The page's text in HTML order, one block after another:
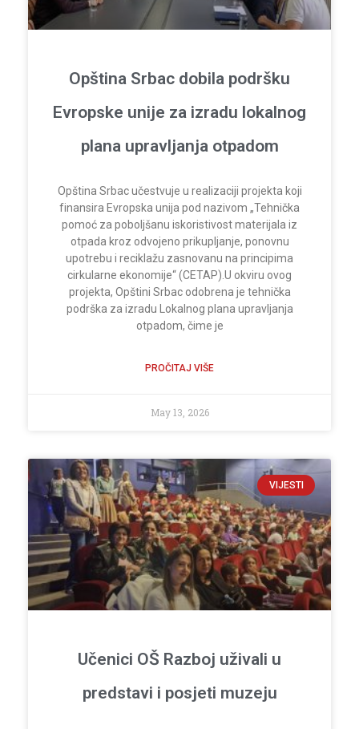
Opština Srbac dobila podršku
Evropske unije za izradu lokalnog
plana upravljanja otpadom
Opština Srbac učestvuje u realizaciji projekta koji
finansira Evropska unija pod nazivom „Tehnička
pomoć za poboljšanu iskoristivost materijala iz
otpada kroz odvojeno prikupljanje, ponovnu
upotrebu i reciklažu zasnovanu na principima
cirkularne ekonomije“ (CETAP).U okviru ovog
projekta, Opštini Srbac odobrena je tehnička
podrška za izradu Lokalnog plana upravljanja
otpadom, čime je
PROČITAJ VIŠE
May 13, 2026
VIJESTI
Učenici OŠ Razboj uživali u
predstavi i posjeti muzeju